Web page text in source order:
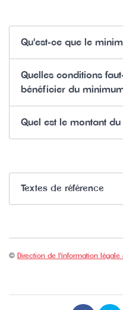
Qu'est-ce que le
Quelles conditions
bénéficier du
Quel est le montant
Textes de référence
© Direction de l'information légale